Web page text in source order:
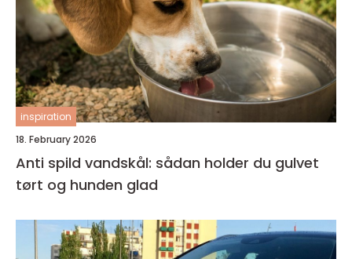
inspiration
18. February 2026
Anti spild vandskål: sådan holder du gulvet
tørt og hunden glad